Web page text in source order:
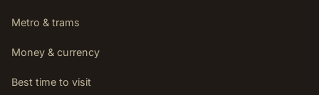
Metro & trams
Money & currency
Best time to visit